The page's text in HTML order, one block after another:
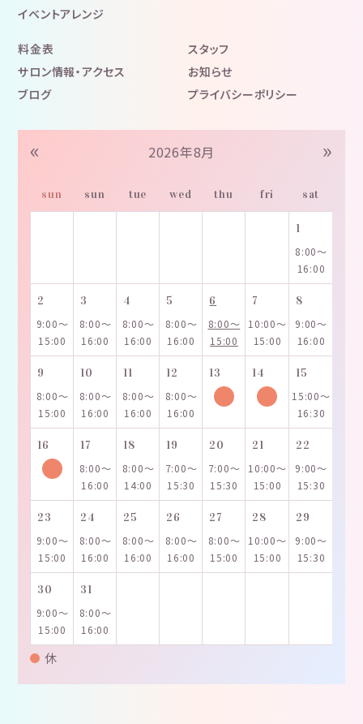
イベントアレンジ
料金表
スタッフ
サロン情報・アクセス
お知らせ
ブログ
プライバシーポリシー
« 2026年8月 »
sun sun tue wed thu fri sat
1
8:00～
16:00
2
9:00～
15:00
3
8:00～
16:00
4
8:00～
16:00
5
8:00～
16:00
6
8:00～
15:00
7
10:00～
15:00
8
9:00～
16:00
9
8:00～
15:00
10
8:00～
16:00
11
8:00～
16:00
12
8:00～
16:00
13 14
15
15:00～
16:30
16
17
8:00～
16:00
18
8:00～
14:00
19
7:00～
15:30
20
7:00～
15:30
21
10:00～
15:00
22
9:00～
15:30
23
9:00～
15:00
24
8:00～
16:00
25
8:00～
16:00
26
8:00～
16:00
27
8:00～
15:00
28
10:00～
15:00
29
9:00～
15:30
30
9:00～
15:00
31
8:00～
16:00
休